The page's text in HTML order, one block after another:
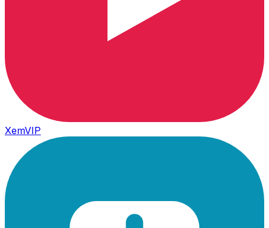
XemVIP